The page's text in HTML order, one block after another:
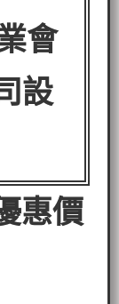
會
設
惠價